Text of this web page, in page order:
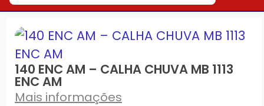
140 ENC AM – CALHA CHUVA MB 1113
ENC AM
Mais informações